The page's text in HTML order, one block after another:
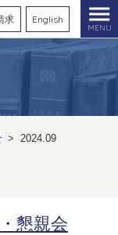
求 English
MENU
> 2024.09
懇親会